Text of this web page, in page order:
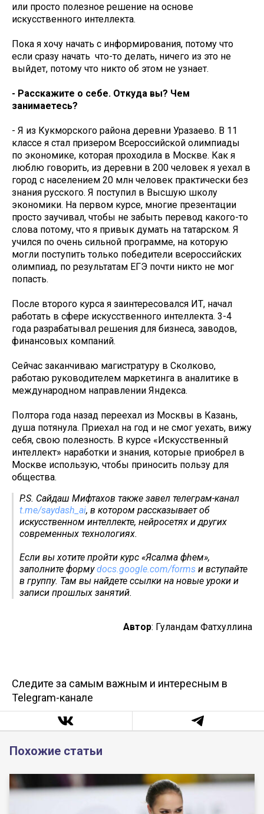
или просто полезное решение на основе
искусственного интеллекта.
Пока я хочу начать с информирования, потому что
если сразу начать что-то делать, ничего из это не
выйдет, потому что никто об этом не узнает.
- Расскажите о себе. Откуда вы? Чем
занимаетесь?
- Я из Кукморского района деревни Уразаево. В 11
классе я стал призером Всероссийской олимпиады
по экономике, которая проходила в Москве. Как я
люблю говорить, из деревни в 200 человек я уехал в
город с населением 20 млн человек практически без
знания русского. Я поступил в Высшую школу
экономики. На первом курсе, многие презентации
просто заучивал, чтобы не забыть перевод какого-то
слова потому, что я привык думать на татарском. Я
учился по очень сильной программе, на которую
могли поступить только победители всероссийских
олимпиад, по результатам ЕГЭ почти никто не мог
попасть.
После второго курса я заинтересовался ИТ, начал
работать в сфере искусственного интеллекта. 3-4
года разрабатывал решения для бизнеса, заводов,
финансовых компаний.
Сейчас заканчиваю магистратуру в Сколково,
работаю руководителем маркетинга в аналитике в
международном направлении Яндекса.
Полтора года назад переехал из Москвы в Казань,
душа потянула. Приехал на год и не смог уехать, вижу
себя, свою полезность. В курсе «Искусственный
интеллект» наработки и знания, которые приобрел в
Москве использую, чтобы приносить пользу для
общества.
P.S. Сайдаш Мифтахов также завел телеграм-канал
t.me/saydash_ai, в котором рассказывает об
искусственном интеллекте, нейросетях и других
современных технологиях.
Если вы хотите пройти курс «Ясалма фәһем»,
заполните формуdocs.google.com/forms и вступайте
в группу. Там вы найдете ссылки на новые уроки и
записи прошлых занятий.
Автор: Гуландам Фатхуллина
Следите за самым важным и интересным в
Telegram-канале
Похожие статьи